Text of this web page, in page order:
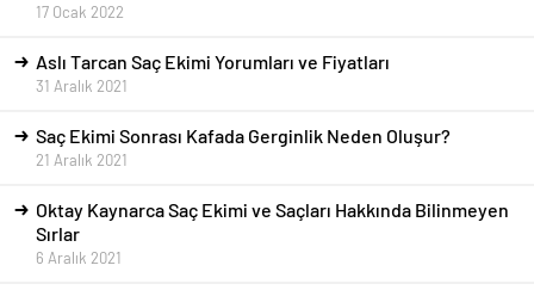
17 Ocak 2022
Aslı Tarcan Saç Ekimi Yorumları ve Fiyatları
31 Aralık 2021
Saç Ekimi Sonrası Kafada Gerginlik Neden Oluşur?
21 Aralık 2021
Oktay Kaynarca Saç Ekimi ve Saçları Hakkında Bilinmeyen
Sırlar
6 Aralık 2021